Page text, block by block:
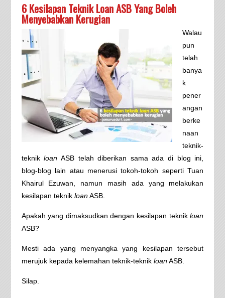
6 Kesilapan Teknik Loan ASB Yang Boleh
Menyebabkan Kerugian
Walau
pun
telah
banya
k
pener
angan
berke
naan
teknik-
teknikloan ASB telah diberikan sama ada di blog ini,
blog-blog lain atau menerusi tokoh-tokoh seperti Tuan
Khairul Ezuwan, namun masih ada yang melakukan
kesilapan teknik loanASB.
Apakah yang dimaksudkan dengan kesilapan teknikloan
ASB?
Mesti ada yang menyangka yang kesilapan tersebut
merujuk kepada kelemahan teknik-teknik loanASB.
Silap.